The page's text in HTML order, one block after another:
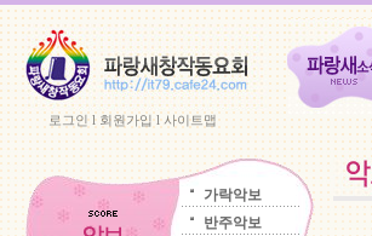
로그인l 회원가입l사이트맵
가락악보
반주악보